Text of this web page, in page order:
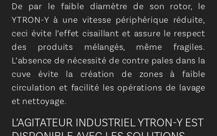
De par le faible diamètre de son rotor, le
YTRON-Y à une vitesse périphérique réduite,
ceci évite l’effet cisaillant et assure le respect
des produits mélangés, même fragiles.
L’absence de nécessité de contre pales dans la
cuve évite la création de zones à faible
circulation et facilité les opérations de lavage
et nettoyage.
L’AGITATEUR INDUSTRIEL YTRON-Y EST